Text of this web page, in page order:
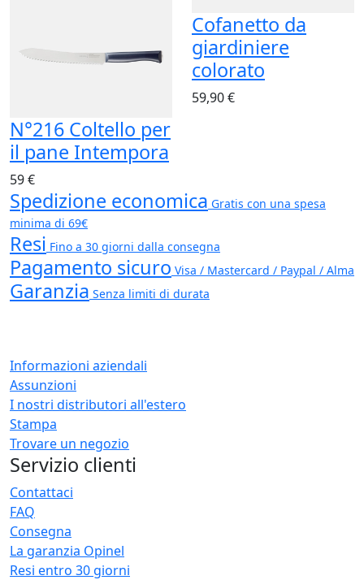
N°216 Coltello per
il pane Intempora
59 €
Cofanetto da
giardiniere
colorato
59,90 €
Spedizione economica Gratis con una spesa
minima di 69€
Resi Fino a 30 giorni dalla consegna
Pagamento sicuro Visa / Mastercard / Paypal / Alma
Garanzia Senza limiti di durata
Informazioni aziendali
Assunzioni
I nostri distributori all'estero
Stampa
Trovare un negozio
Servizio clienti
Contattaci
FAQ
Consegna
La garanzia Opinel
Resi entro 30 giorni